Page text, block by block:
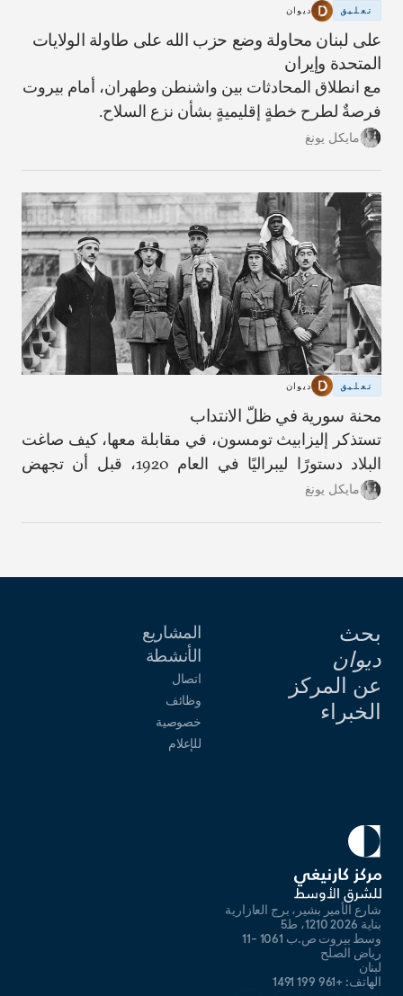
تعليق ديوان
على لبنان محاولة وضع حزب الله على طاولة الولايات
المتحدة وإيران
مع انطلاق المحادثات بين واشنطن وطهران، أمام بيروت
فرصةٌ لطرح خطةٍ إقليميةٍ بشأن نزع السلاح.
مايكل يونغ
تعليق ديوان
محنة سورية في ظلّ الانتداب
تستذكر إليزابيث تومسون، في مقابلة معها، كيف صاغت
البلاد دستورًا ليبراليًا في العام 1920، قبل أن تجهض
فرنسا وبريطانيا هذا المسار.
مايكل يونغ
شارع الأمير بشير، برج العازارية
بناية 2026 1210، ط5
وسط بيروت ص.ب 1061 -11
رياض الصلح
لبنان
الهاتف: +961 199 1491
بحث
ديوان
عن المركز
الخبراء
المشاريع
الأنشطة
اتصال
وظائف
خصوصية
للإعلام